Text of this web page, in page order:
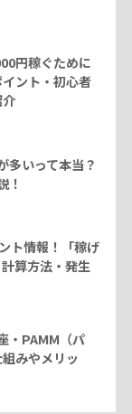
円稼ぐために
ント・初心者
多いって本当？
！
ト情報！「稼げ
算方法・発生
・PAMM（パ
みやメリッ